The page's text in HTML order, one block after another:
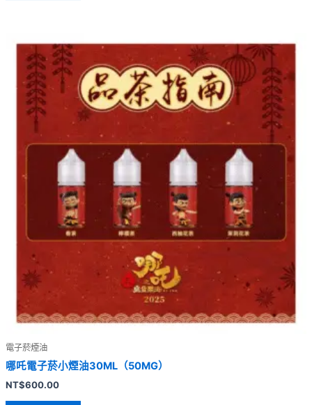
電子菸煙油
哪吒電子菸小煙油30ML（50MG）
NT$600.00